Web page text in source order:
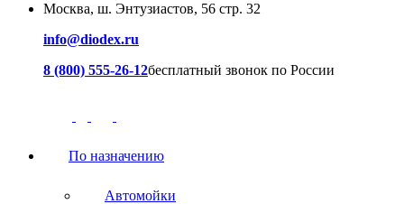
Москва, ш. Энтузиастов, 56 стр. 32
info@diodex.ru
8 (800) 555-26-12бесплатный звонок по России
По назначению
Автомойки